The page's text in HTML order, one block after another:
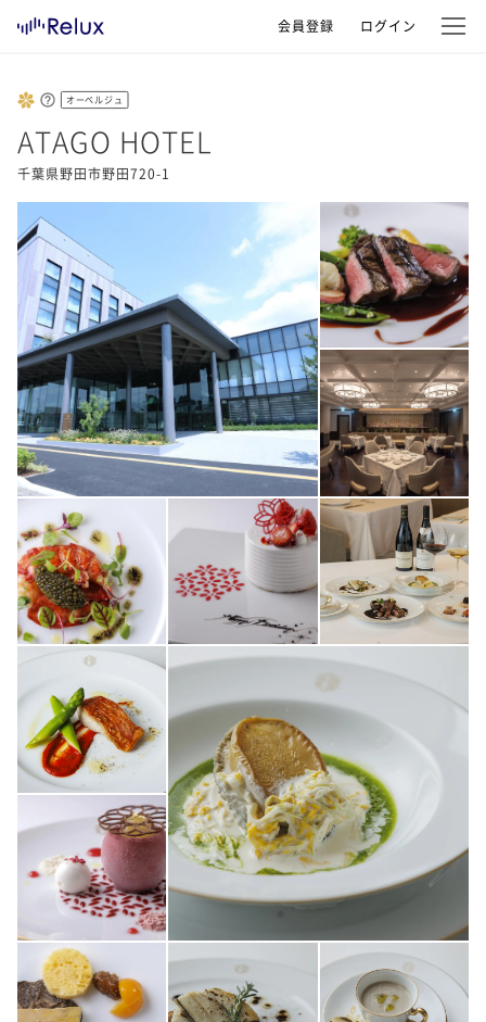
会員登録 ログイン
オーベルジュ
ATAGO HOTEL
千葉県野田市野田720-1